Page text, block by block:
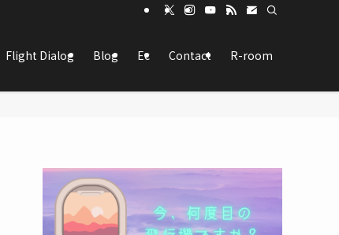
Flight Dialog Blog Ec Contact R-room